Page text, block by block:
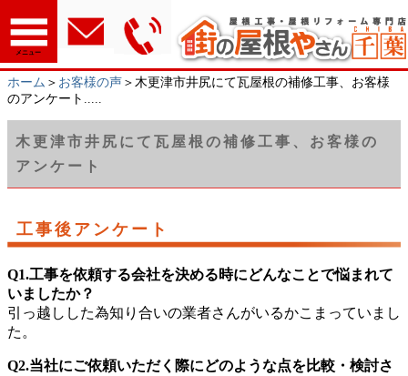
メニュー
ホーム ＞ お客様の声 ＞木更津市井尻にて瓦屋根の補修工事、お客様
のアンケート.....
木更津市井尻にて瓦屋根の補修工事、お客様の
アンケート
工事後アンケート
Q1.工事を依頼する会社を決める時にどんなことで悩まれて
いましたか？
引っ越しした為知り合いの業者さんがいるかこまっていまし
た。
Q2.当社にご依頼いただく際にどのような点を比較・検討さ